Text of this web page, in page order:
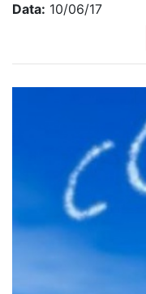
Data: 10/06/17